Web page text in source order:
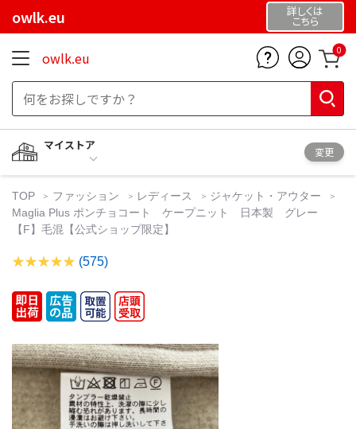
owlk.eu 詳しくは
こちら
owlk.eu 0
マイストア
変更
TOP ファッション レディース
ジャケット・アウター
Maglia Plus ポンチョコート ケープニット 日本製 グレー
【F】毛混【公式ショップ限定】
(575)